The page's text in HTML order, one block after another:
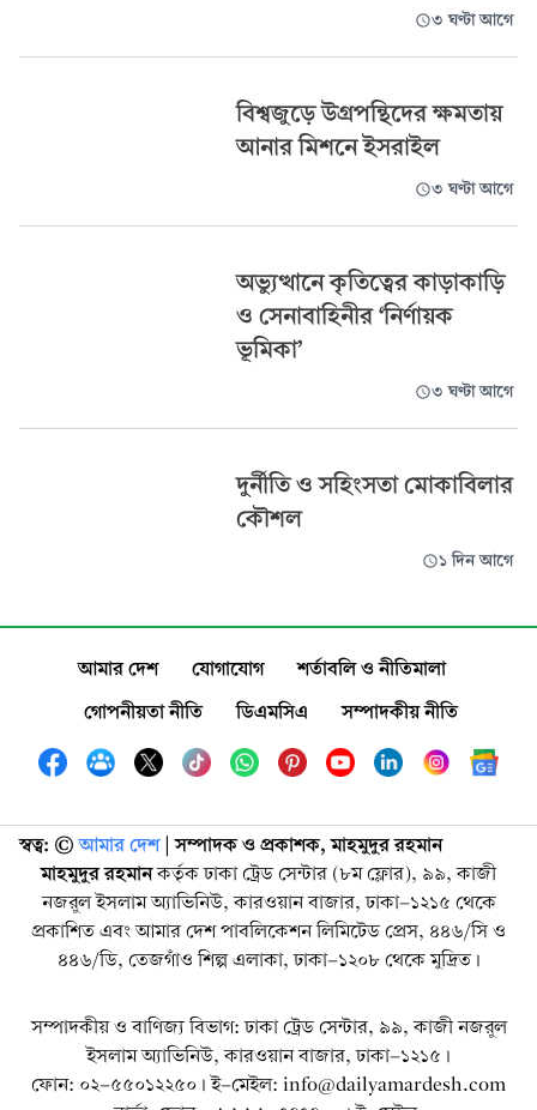
৩ ঘণ্টা আগে
বিশ্বজুড়ে উগ্রপন্থিদের ক্ষমতায়
আনার মিশনে ইসরাইল
৩ ঘণ্টা আগে
অভ্যুত্থানে কৃতিত্বের কাড়াকাড়ি
ও সেনাবাহিনীর ‘নির্ণায়ক
ভূমিকা’
৩ ঘণ্টা আগে
দুর্নীতি ও সহিংসতা মোকাবিলার
কৌশল
১ দিন আগে
আমার দেশ যোগাযোগ
শর্তাবলি ও নীতিমালা
গোপনীয়তা নীতি
ডিএমসিএ সম্পাদকীয় নীতি
স্বত্ব: ©️ আমার দেশ| সম্পাদক ও প্রকাশক, মাহমুদুর রহমান
মাহমুদুর রহমানকর্তৃক ঢাকা ট্রেড সেন্টার (৮ম ফ্লোর), ৯৯, কাজী
নজরুল ইসলাম অ্যাভিনিউ, কারওয়ান বাজার, ঢাকা-১২১৫ থেকে
প্রকাশিত এবং আমার দেশ পাবলিকেশন লিমিটেড প্রেস, ৪৪৬/সি ও
৪৪৬/ডি, তেজগাঁও শিল্প এলাকা, ঢাকা-১২০৮ থেকে মুদ্রিত।
সম্পাদকীয় ও বাণিজ্য বিভাগ: ঢাকা ট্রেড সেন্টার, ৯৯, কাজী নজরুল
ইসলাম অ্যাভিনিউ, কারওয়ান বাজার, ঢাকা-১২১৫।
ফোন: ০২-৫৫০১২২৫০। ই-মেইল: info@dailyamardesh.com